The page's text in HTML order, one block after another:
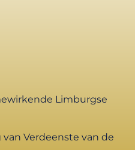
Limburgse
Verdeenste van de